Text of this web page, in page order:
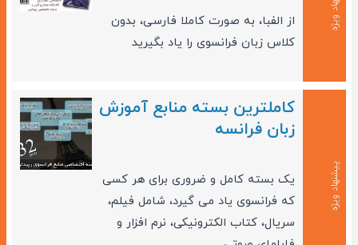
از الفبا، به صورت کاملا فارسی، بدون
کلاس زبان فرانسوی را یاد بگیرید
پیشنهاد ویژه
کاملترین بسته منابع آموزش
زبان فرانسه
یک بسته کامل و ضروری برای هر کسی
که فرانسوی یاد می گیرد، شامل فیلم،
سریال، کتاب الکترونیکی، نرم افزار و